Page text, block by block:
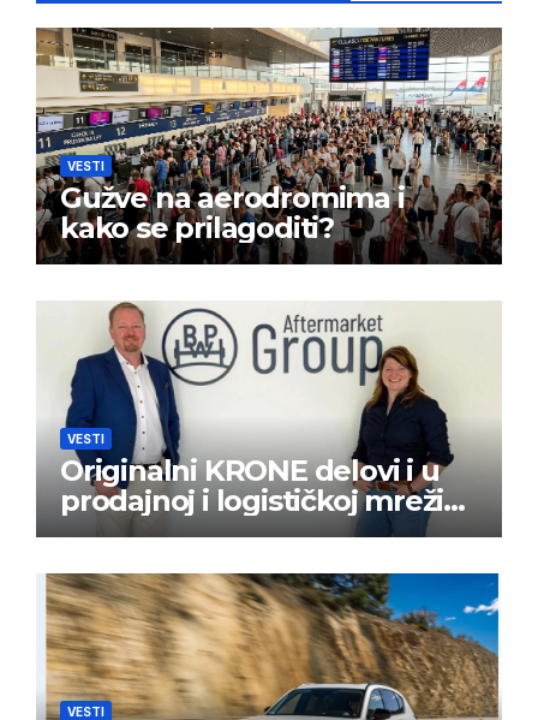
VESTI
Gužve na aerodromima i
kako se prilagoditi?
VESTI
Originalni KRONE delovi i u
prodajnoj i logističkoj mreži
BPW Aftermarket grupe
VESTI